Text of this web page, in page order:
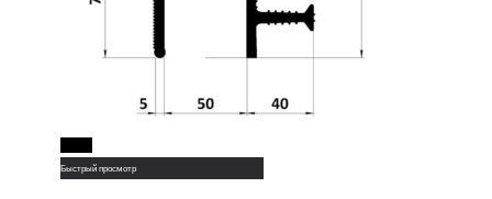
Быстрый просмотр